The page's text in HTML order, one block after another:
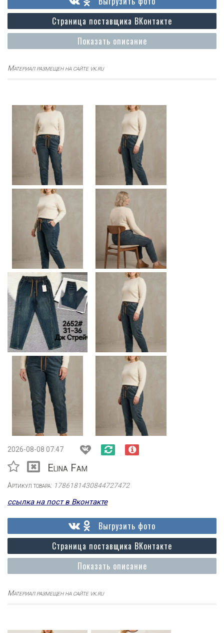
Показать описание
Страница поставщика ВКонтакте
Материал размещен на сайте vk.ru
2026-08-08 07:47
Elina Fam
Артикул товара: 1786181430844727472
ссылка на пост в Вконтакте
Показать описание
Страница поставщика ВКонтакте
Выгрузить фото
Материал размещен на сайте vk.ru